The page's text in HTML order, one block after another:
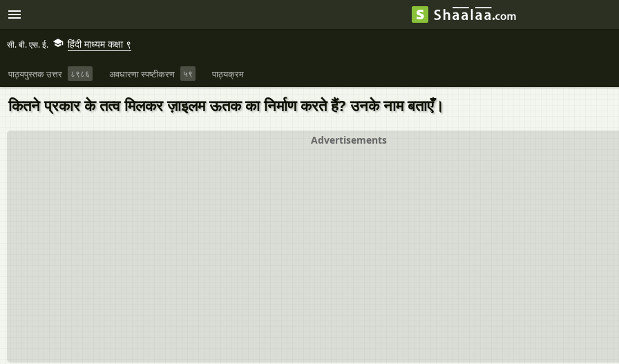
सी. बी. एस. ई. हिंदी माध्यम कक्षा ९
पाठ्यपुस्तक उत्तर ८९८६ अवधारणा स्पष्टीकरण ५९ पाठ्यक्रम
कितने प्रकार के तत्व मिलकर ज़ाइलम ऊतक का निर्माण करते हैं? उनके नाम बताएँ।
Advertisements